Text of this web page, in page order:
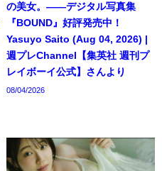
の美女。――デジタル写真集
『BOUND』好評発売中！
Yasuyo Saito (Aug 04, 2026) |
週プレChannel【集英社 週刊プ
レイボーイ公式】さんより
08/04/2026